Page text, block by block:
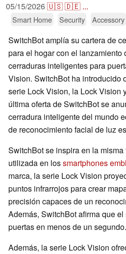
05/15/2026🇺🇸🇩🇪 ...
Smart Home Security Accessory
SwitchBot amplía su cartera de
para el hogar con el lanzamiento
cerraduras inteligentes para
Vision. SwitchBot ha introducido
serie Lock Vision, la Lock Vision
última oferta de SwitchBot se
cerradura inteligente del mundo
de reconocimiento facial de luz
SwitchBot se inspira en la
utilizada en lossmartphones
marca, la serie Lock Vision
puntos infrarrojos para crear
precisión capaces de un
Además, SwitchBot afirma que
puertas en menos de un segundo.
Además, la serie Lock Vision